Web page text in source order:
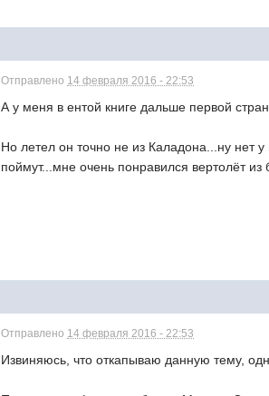
Отправлено 14 февраля 2016 - 22:53
А у меня в ентой книге дальше первой
Но летел он точно не из Каладона...ну нет
поймут...мне очень понравился вертолёт
Отправлено 14 февраля 2016 - 22:53
Извиняюсь, что откапываю данную тему,